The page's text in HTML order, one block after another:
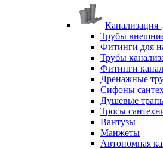
Канализация
Трубы
Фитинги для
Трубы
Фитинги
Дренажные
Сифоны
Душевые
Тросы
Вантузы
Манжеты
Автономная